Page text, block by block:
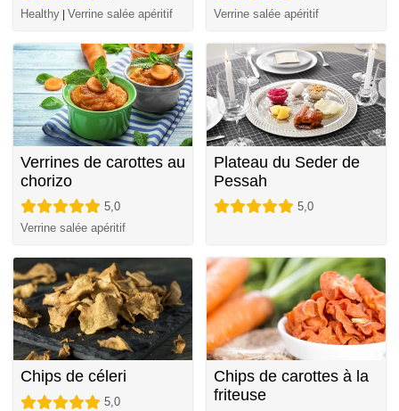
Healthy | Verrine salée apéritif
Verrine salée apéritif
Verrines de carottes au
chorizo
5,0
Verrine salée apéritif
Plateau du Seder de
Pessah
5,0
Chips de céleri
5,0
Chips de carottes à la
friteuse